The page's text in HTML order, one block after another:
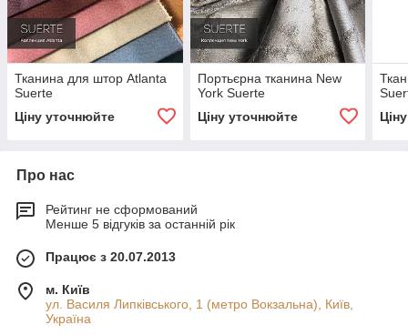
Тканина для штор Atlanta
Suerte
Ціну уточнюйте
Портьєрна тканина New
York Suerte
Ціну уточнюйте
Про нас
Рейтинг не сформований
Менше 5 відгуків за останній рік
Працює з 20.07.2013
м. Київ
ул. Василя Липківського, 1 (метро Вокзальна), Київ,
Україна